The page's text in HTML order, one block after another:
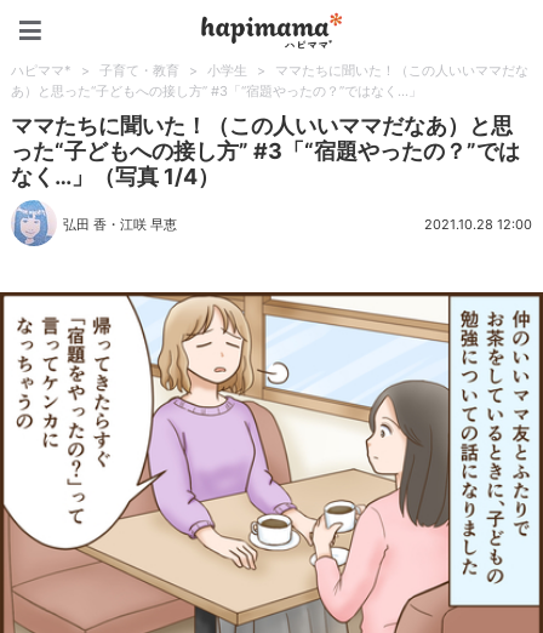
ハピママ* > 子育て・教育 > 小学生 >
ママたちに聞いた！（この人いいママだな
あ）と思った“子どもへの接し方” #3「“宿題やったの？”ではなく…」
ママたちに聞いた！（この人いいママだなあ）と思
った“子どもへの接し方” #3「“宿題やったの？”では
なく…」（写真 1/4）
弘田 香 ・江咲 早恵 2021.10.28 12:00